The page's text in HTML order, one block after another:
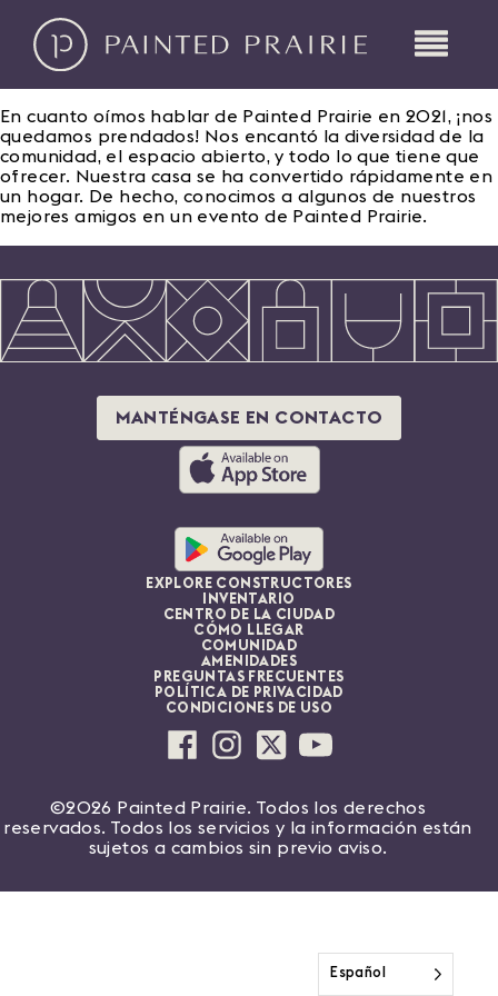
En cuanto oímos hablar de Painted Prairie en 2021, ¡nos
quedamos prendados! Nos encantó la diversidad de la
comunidad, el espacio abierto, y todo lo que tiene que
ofrecer. Nuestra casa se ha convertido rápidamente en
un hogar. De hecho, conocimos a algunos de nuestros
mejores amigos en un evento de Painted Prairie.
EXPLORE CONSTRUCTORES
INVENTARIO
CENTRO DE LA CIUDAD
CÓMO LLEGAR
COMUNIDAD
AMENIDADES
PREGUNTAS FRECUENTES
POLÍTICA DE PRIVACIDAD
CONDICIONES DE USO
MANTÉNGASE EN CONTACTO
©2026 Painted Prairie. Todos los derechos
reservados. Todos los servicios y la información están
sujetos a cambios sin previo aviso.
Español